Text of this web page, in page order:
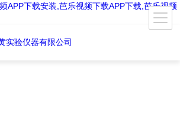
APP下载安装,芭乐视频下载APP下载,芭乐视频